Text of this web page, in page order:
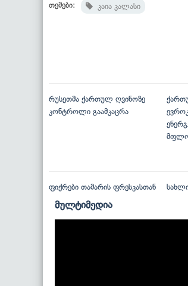
თემები: კაია კალასი
რუსეთმა ქართულ ღვინოზე
კონტროლი გაამკაცრა
ფიქრები თამარის ფრესკასთან
მულტიმედია